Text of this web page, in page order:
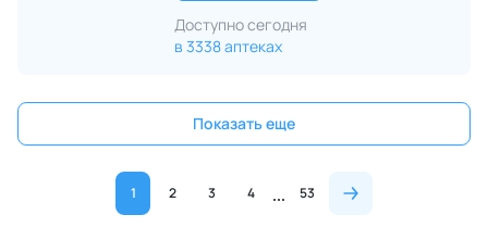
Доступно сегодня
в 3338 аптеках
Показать еще
1 2 3 4 53